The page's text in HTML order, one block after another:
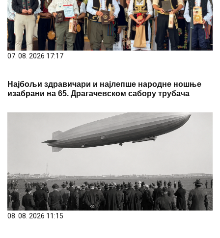
07. 08. 2026 17:17
Најбољи здравичари и најлепше народне ношње
08. 08. 2026 11:15
Огромни сребрни ваздушни брод